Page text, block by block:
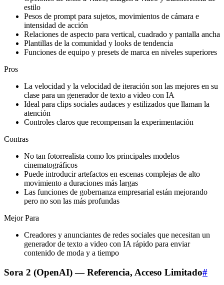
estilo
Pesos de prompt para sujetos, movimientos de cámara e
intensidad de acción
Relaciones de aspecto para vertical, cuadrado y pantalla ancha
Plantillas de la comunidad y looks de tendencia
Funciones de equipo y presets de marca en niveles superiores
Pros
La velocidad y la velocidad de iteración son las mejores en su
clase para un generador de texto a video con IA
Ideal para clips sociales audaces y estilizados que llaman la
atención
Controles claros que recompensan la experimentación
Contras
No tan fotorrealista como los principales modelos
cinematográficos
Puede introducir artefactos en escenas complejas de alto
movimiento a duraciones más largas
Las funciones de gobernanza empresarial están mejorando
pero no son las más profundas
Mejor Para
Creadores y anunciantes de redes sociales que necesitan un
generador de texto a video con IA rápido para enviar
contenido de moda y a tiempo
Sora 2 (OpenAI) — Referencia, Acceso Limitado#